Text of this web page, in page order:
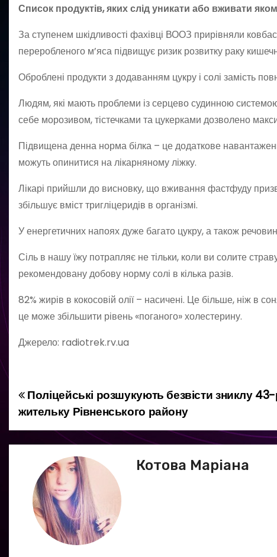
Список продуктів, яких слід уникати або вживати
За ступенем шкідливості фахівці ВООЗ прирівняли
переробленого м’яса підвищує ризик розвитку раку
Оброблені продукти з додаванням цукру і солі замість
Людям, які мають проблеми із серцево судинною
себе морозивом, тістечками та цукерками дозволено
Підвищена денна норма білка – це додаткове
можуть опинитися на лікарняному ліжку.
Лікарі прийшли до висновку, що вживання фастфуду
збільшує вміст тригліцеридів в організмі.
У енергетичних напоях дуже багато цукру, а також
Сіль в нашу їжу потрапляє не тільки, коли ви солите
рекомендовану добову норму солі в кілька разів.
82% жирів в кокосовій олії – насичені. Це більше, ніж в
це може збільшити рівень «поганого» холестерину.
Джерело: radiotrek.rv.ua
Н
а
в
Поліцейські розшукують безвісти зниклу 43-
жительку Рівненського району
Котова Маріана